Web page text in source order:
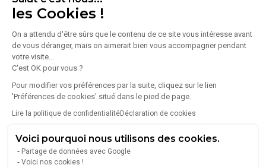
les Cookies !
On a attendu d'être sûrs que le contenu de ce site vous intéresse avant
de vous déranger, mais on aimerait bien vous accompagner pendant
votre visite...
C'est OK pour vous ?
Pour modifier vos préférences par la suite, cliquez sur le lien
'Préférences de cookies' situé dans le pied de page.
Lire la politique de confidentialitéDéclaration de cookies
Voici pourquoi nous utilisons des cookies.
Partage de données avec Google
Voici nos cookies !
Diagnostic de performance énergétique (DPE)
Consommation (énergie primaire) : Non communiqué
Indice d'émission de gaz à effet de serre (GES)
Émissions :Non communiqué
En savoir plus sur le bien